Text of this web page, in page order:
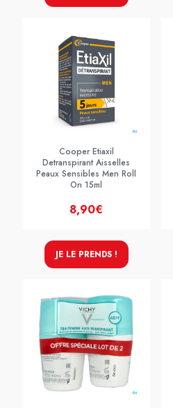
Cooper Etiaxil
Detranspirant Aisselles
Peaux Sensibles Men Roll
On 15ml
8,90€
JE LE PRENDS !